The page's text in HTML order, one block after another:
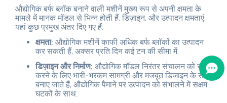
औद्योगिक बर्फ ब्लॉक बनाने वाली मशीनें मुख्य रूप से अपनी क्षमता के
मामले में मानक मॉडल से भिन्न होती हैं, डिज़ाइन, और उत्पादन क्षमताएं.
यहां कुछ प्रमुख अंतर दिए गए हैं:
क्षमता: औद्योगिक मशीनें काफी अधिक बर्फ ब्लॉकों का उत्पादन
कर सकती हैं, अक्सर प्रति दिन कई टन की सीमा में.
डिज़ाइन और निर्माण: औद्योगिक मॉडल निरंतर संचालन को सहन
करने के लिए भारी-भरकम सामग्री और मजबूत डिजाइन के साथ
बनाए जाते हैं, औद्योगिक पैमाने पर उत्पादन को संभालने में सक्षम
घटकों के साथ.